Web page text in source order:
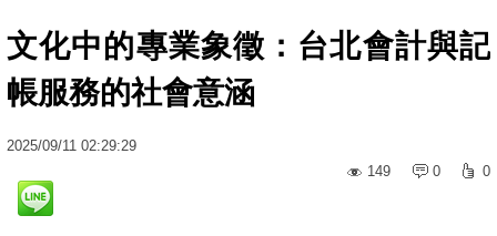
文化中的專業象徵：台北會計與記
帳服務的社會意涵
2025/09/11 02:29:29
149
0 0